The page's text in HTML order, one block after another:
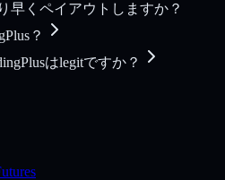
早くペイアウトしますか？
？
はlegitですか？